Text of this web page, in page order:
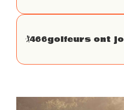
🏌466golfeurs ont